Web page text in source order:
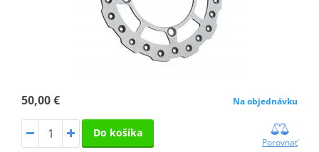
50,00 € Na objednávku
Do košíka
Porovnať